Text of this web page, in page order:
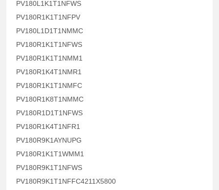
PV180L1K1T1NFWS
PV180R1K1T1NFPV
PV180L1D1T1NMMC
PV180R1K1T1NFWS
PV180R1K1T1NMM1
PV180R1K4T1NMR1
PV180R1K1T1NMFC
PV180R1K8T1NMMC
PV180R1D1T1NFWS
PV180R1K4T1NFR1
PV180R9K1AYNUPG
PV180R1K1T1WMM1
PV180R9K1T1NFWS
PV180R9K1T1NFFC4211X5800